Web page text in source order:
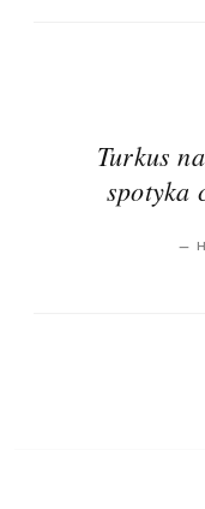
Turkus
spotyka
—